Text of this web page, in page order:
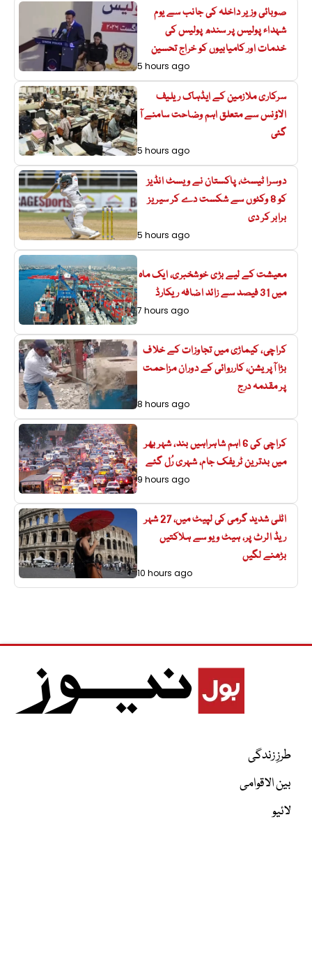
صوبائی وزیر داخلہ کی جانب سے یوم
شہداء پولیس پر سندھ پولیس کی
خدمات اور کامیابیوں کو خراج تحسین
5 hours ago
سرکاری ملازمین کے ایڈہاک ریلیف
الاؤنس سے متعلق اہم وضاحت سامنے آ
گئی
5 hours ago
دوسرا ٹیسٹ، پاکستان نے ویسٹ انڈیز
کو 8 وکٹوں سے شکست دے کر سیریز
برابر کر دی
5 hours ago
معیشت کے لیے بڑی خوشخبری، ایک ماہ
میں 31 فیصد سے زائد اضافہ ریکارڈ
7 hours ago
کراچی، کیماڑی میں تجاوزات کے خلاف
بڑا آپریشن، کارروائی کے دوران مزاحمت
پر مقدمہ درج
8 hours ago
کراچی کی 6 اہم شاہراہیں بند، شہر بھر
میں بدترین ٹریفک جام، شہری رُل گئے
9 hours ago
اٹلی شدید گرمی کی لپیٹ میں، 27 شہر
ریڈ الرٹ پر، ہیٹ ویو سے ہلاکتیں
بڑھنے لگیں
10 hours ago
طرزِ زندگی
بین الاقوامی
لائیو